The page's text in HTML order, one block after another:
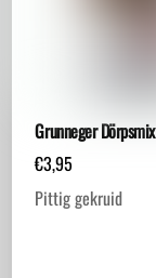
Grunneger Dörpsmix
€3,95
Pittig gekruid